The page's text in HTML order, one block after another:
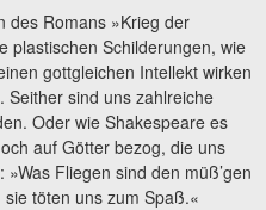
des Romans »Krieg der
plastischen Schilderungen, wie
gottgleichen Intellekt wirken
Seither sind uns zahlreiche
Oder wie Shakespeare es
auf Götter bezog, die uns
Fliegen sind den müß’gen
töten uns zum Spaß.«